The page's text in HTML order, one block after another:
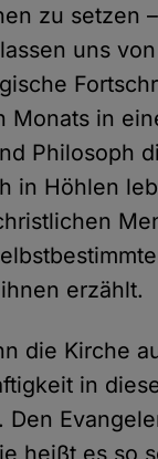
zu setzen
uns
Monats in
Philosoph
in Höhlen
erzählt.
die Kirche
in
Den